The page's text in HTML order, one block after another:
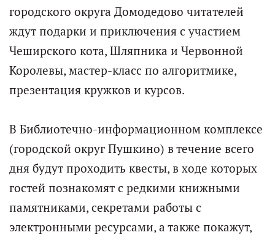
городского округа Домодедово читателей
ждут подарки и приключения с участием
Чеширского кота, Шляпника и Червонной
Королевы, мастер-класс по алгоритмике,
презентация кружков и курсов.
В Библиотечно-информационном комплексе
(городской округ Пушкино) в течение всего
дня будут проходить квесты, в ходе которых
гостей познакомят с редкими книжными
памятниками, секретами работы с
электронными ресурсами, а также покажут,